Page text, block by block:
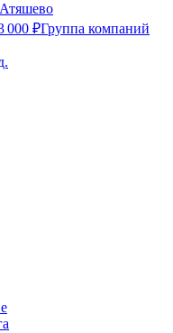
000 ₽Группа компаний